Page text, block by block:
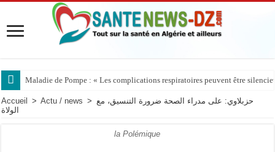
Maladie de Pompe : « Les complications respiratoires peuvent être
Maladie de Pompe : le Pr Dammene appelle à mieux reconnaître les signes
Accueil > Actu / news > حزبلاوي: على مدراء الصحة ضرورة التنسيق، مع
الولاة
la Polémique